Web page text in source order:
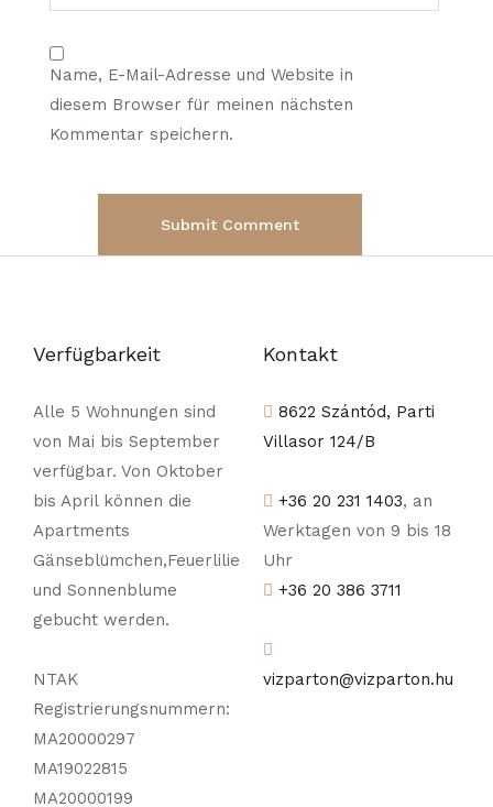
Name, E-Mail-Adresse und Website in
diesem Browser für meinen nächsten
Kommentar speichern.
Verfügbarkeit
Alle 5 Wohnungen sind
von Mai bis September
verfügbar. Von Oktober
bis April können die
Apartments
Gänseblümchen,Feuerlilie
und Sonnenblume
gebucht werden.
NTAK
Registrierungsnummern:
MA20000297
MA19022815
MA20000199
Kontakt
8622 Szántód, Parti
Villasor 124/B
+36 20 231 1403, an
Werktagen von 9 bis 18
Uhr
+36 20 386 3711
vizparton@vizparton.hu